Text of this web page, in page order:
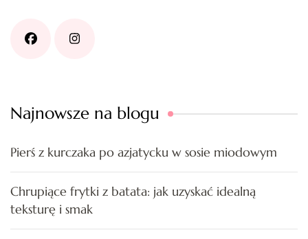
Najnowsze na blogu
Pierś z kurczaka po azjatycku w sosie miodowym
Chrupiące frytki z batata: jak uzyskać idealną
teksturę i smak